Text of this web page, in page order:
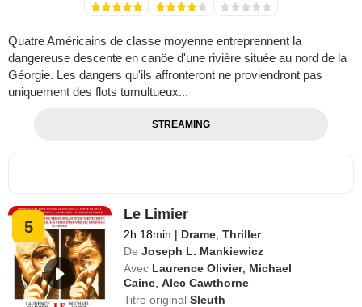
Quatre Américains de classe moyenne entreprennent la
dangereuse descente en canöe d'une rivière située au nord de la
Géorgie. Les dangers qu'ils affronteront ne proviendront pas
uniquement des flots tumultueux...
STREAMING
5
Le Limier
2h 18min | Drame ,Thriller
De Joseph L. Mankiewicz
Avec Laurence Olivier, Michael
Caine ,Alec Cawthorne
Titre originalSleuth